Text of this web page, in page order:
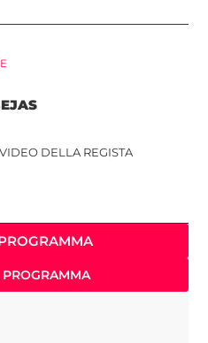
PROGRAMMA
DELLA REGISTA